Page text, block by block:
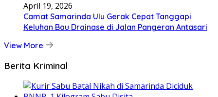
April 19, 2026
Camat Samarinda Ulu Gerak Cepat Tanggapi
Keluhan Bau Drainase di Jalan Pangeran Antasari
View More
Berita Kriminal